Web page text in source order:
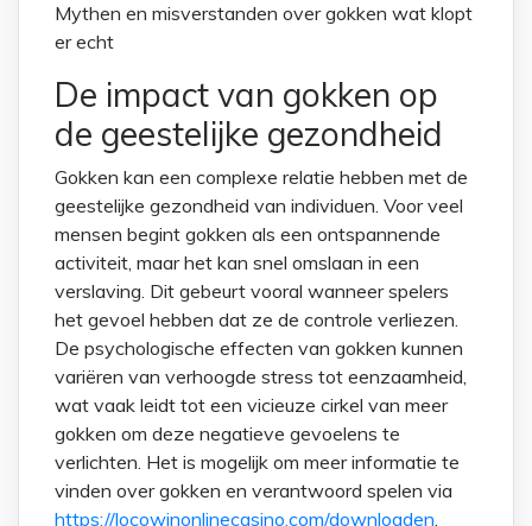
Mythen en misverstanden over gokken wat klopt
er echt
De impact van gokken op
de geestelijke gezondheid
Gokken kan een complexe relatie hebben met de
geestelijke gezondheid van individuen. Voor veel
mensen begint gokken als een ontspannende
activiteit, maar het kan snel omslaan in een
verslaving. Dit gebeurt vooral wanneer spelers
het gevoel hebben dat ze de controle verliezen.
De psychologische effecten van gokken kunnen
variëren van verhoogde stress tot eenzaamheid,
wat vaak leidt tot een vicieuze cirkel van meer
gokken om deze negatieve gevoelens te
verlichten. Het is mogelijk om meer informatie te
vinden over gokken en verantwoord spelen via
https://locowinonlinecasino.com/downloaden.